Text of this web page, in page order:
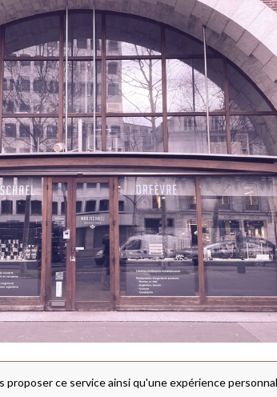
proposer ce service ainsi qu'une expérience